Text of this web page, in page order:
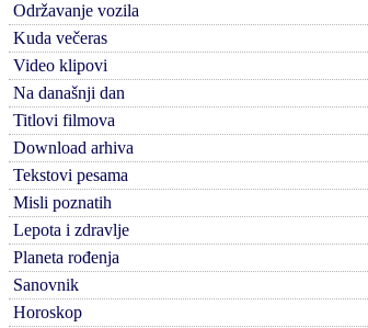
Održavanje vozila
Kuda večeras
Video klipovi
Na današnji dan
Titlovi filmova
Download arhiva
Tekstovi pesama
Misli poznatih
Lepota i zdravlje
Planeta rođenja
Sanovnik
Horoskop